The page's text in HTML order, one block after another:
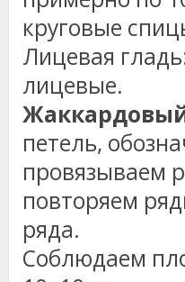
круговые
Лицевая
лицевые.
петель,
провязываем
повторяем
ряда.
Соблюдаем